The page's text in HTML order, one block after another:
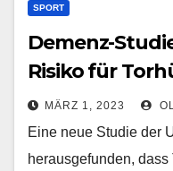
SPORT
Demenz-
Risiko für
MÄRZ 1, 2023
Eine neue Studie der
herausgefunden,